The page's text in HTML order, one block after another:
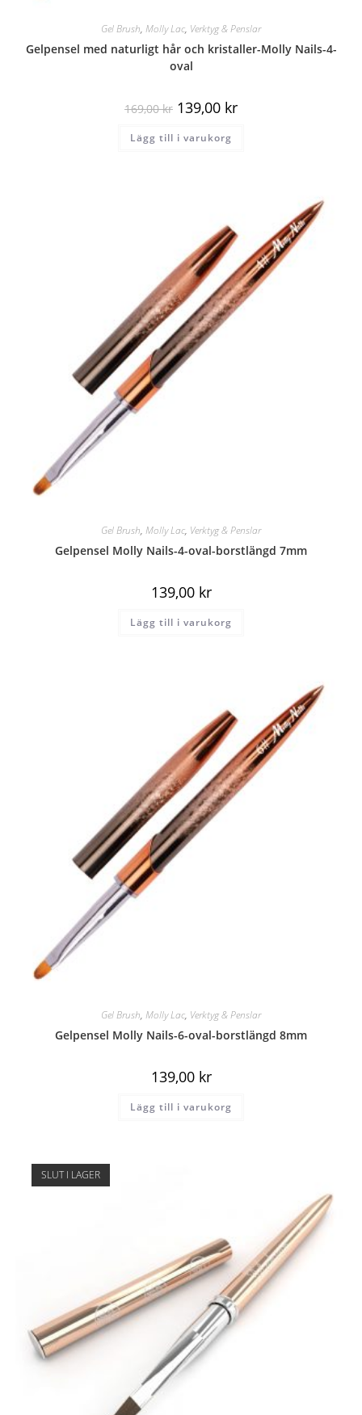
Gel Brush, Molly Lac, Verktyg & Penslar
Gelpensel med naturligt hår och kristaller-Molly Nails-4-
oval
169,00kr 139,00 kr
Lägg till i varukorg
Gel Brush, Molly Lac, Verktyg & Penslar
Gelpensel Molly Nails-4-oval-borstlängd 7mm
139,00 kr
Lägg till i varukorg
Gel Brush, Molly Lac, Verktyg & Penslar
Gelpensel Molly Nails-6-oval-borstlängd 8mm
139,00 kr
Lägg till i varukorg
SLUT I LAGER